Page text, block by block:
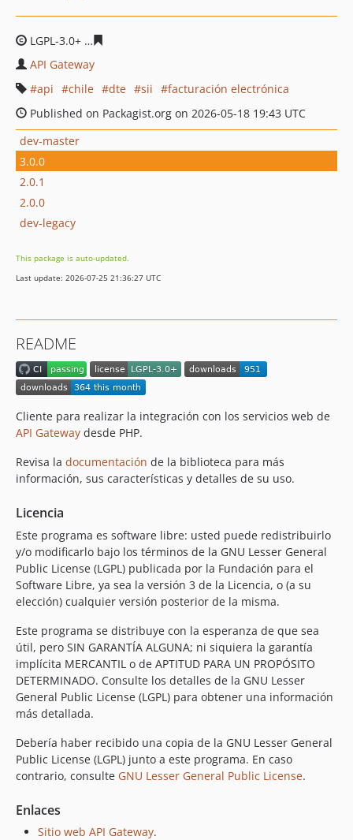
LGPL-3.0+
API Gateway
api
chile dte sii
facturación electrónica
Published on Packagist.org on 2026-05-18 19:43 UTC
dev-master
3.0.0
2.0.1
2.0.0
dev-legacy
This package is auto-updated.
Last update: 2026-07-25 21:36:27 UTC
README
Cliente para realizar la integración con los servicios web de
API Gateway desde PHP.
Revisa la documentación de la biblioteca para más
información, sus características y detalles de su uso.
Licencia
Este programa es software libre: usted puede redistribuirlo
y/o modificarlo bajo los términos de la GNU Lesser General
Public License (LGPL) publicada por la Fundación para el
Software Libre, ya sea la versión 3 de la Licencia, o (a su
elección) cualquier versión posterior de la misma.
Este programa se distribuye con la esperanza de que sea
útil, pero SIN GARANTÍA ALGUNA; ni siquiera la garantía
implícita MERCANTIL o de APTITUD PARA UN PROPÓSITO
DETERMINADO. Consulte los detalles de la GNU Lesser
General Public License (LGPL) para obtener una información
más detallada.
Debería haber recibido una copia de la GNU Lesser General
Public License (LGPL) junto a este programa. En caso
contrario, consulte GNU Lesser General Public License.
Enlaces
Sitio web API Gateway.